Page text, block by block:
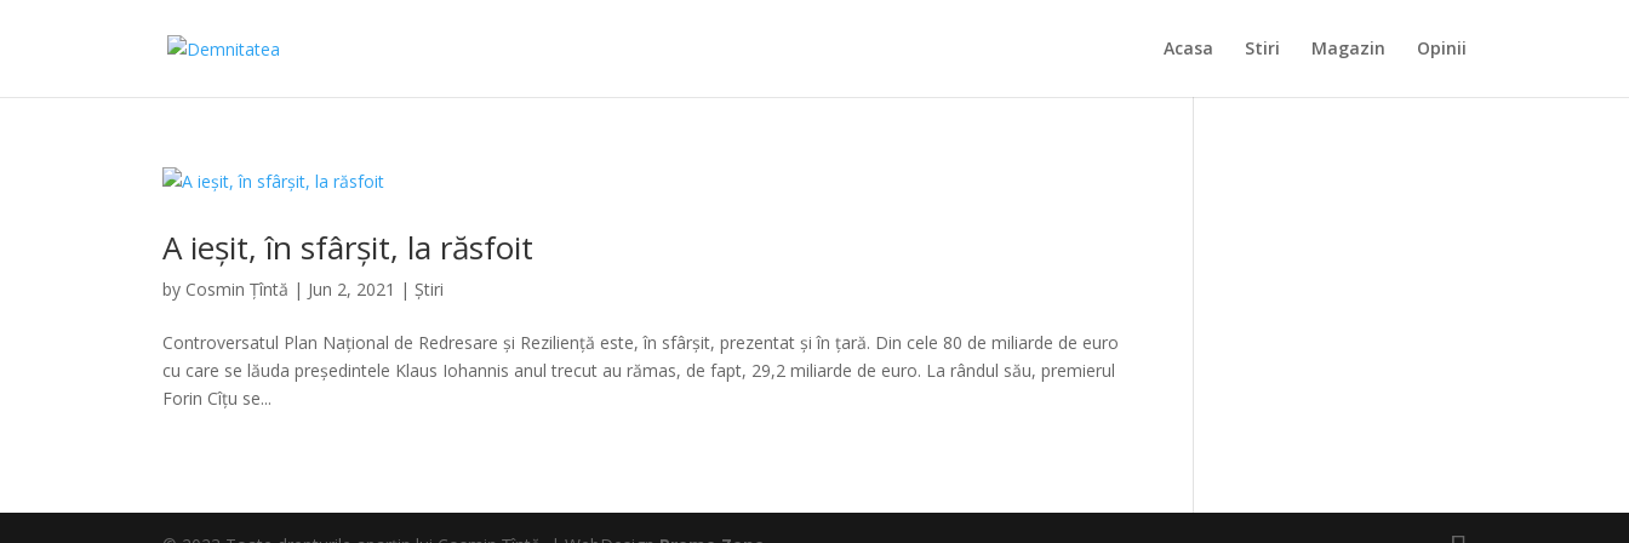
Acasa Stiri Magazin Opinii
A ieșit, în sfârșit, la răsfoit
by Cosmin Țîntă | Jun 2, 2021 |Știri
Controversatul Plan Național de Redresare și Reziliență este, în sfârșit, prezentat și în țară. Din cele 80 de miliarde de euro
cu care se lăuda președintele Klaus Iohannis anul trecut au rămas, de fapt, 29,2 miliarde de euro. La rândul său, premierul
Forin Cîțu se...